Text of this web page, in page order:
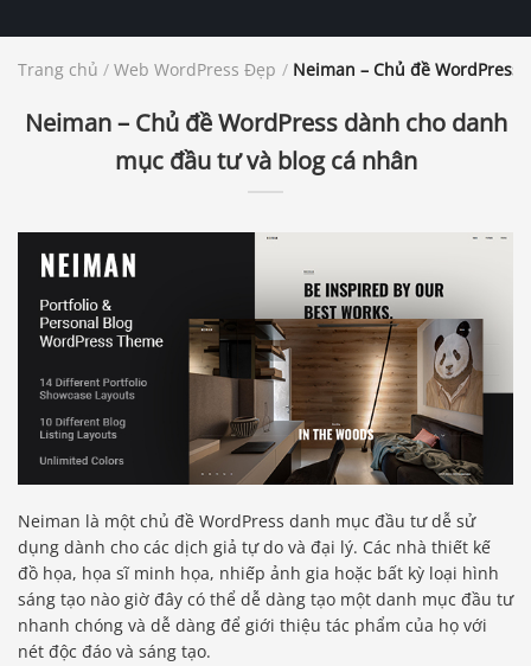
Trang chủ / Web WordPress Đẹp / Neiman – Chủ đề
Neiman – Chủ đề WordPress dành cho danh
mục đầu tư và blog cá nhân
Neiman là một chủ đề WordPress danh mục đầu tư dễ sử
dụng dành cho các dịch giả tự do và đại lý. Các nhà thiết kế
đồ họa, họa sĩ minh họa, nhiếp ảnh gia hoặc bất kỳ loại hình
sáng tạo nào giờ đây có thể dễ dàng tạo một danh mục đầu tư
nhanh chóng và dễ dàng để giới thiệu tác phẩm của họ với
nét độc đáo và sáng tạo.